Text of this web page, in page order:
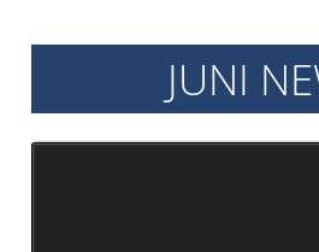
Archiv
2016JUNI